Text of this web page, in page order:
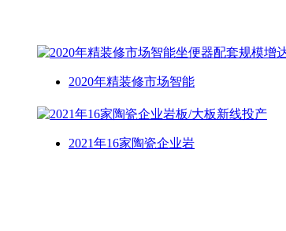
2020年精装修市场智能
2021年16家陶瓷企业岩